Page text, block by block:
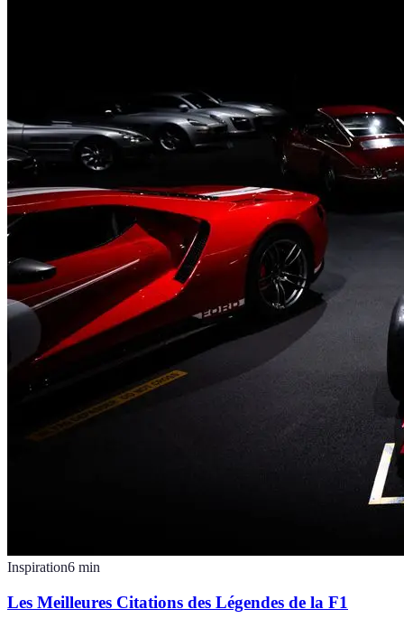
Inspiration6 min
Les Meilleures Citations des Légendes de la F1